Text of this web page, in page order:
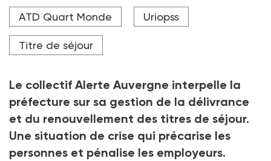
démarches.
Crédit photo Adobe Stock
ATD Quart Monde Uriopss
Titre de séjour
Le collectif Alerte Auvergne interpelle la
préfecture sur sa gestion de la délivrance
et du renouvellement des titres de séjour.
Une situation de crise qui précarise les
personnes et pénalise les employeurs.